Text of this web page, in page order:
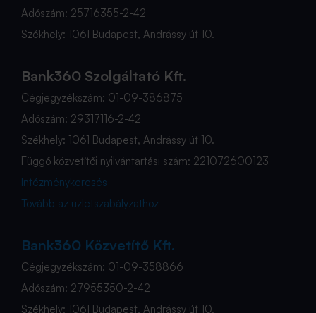
Adószám: 25716355-2-42
Székhely: 1061 Budapest, Andrássy út 10.
Bank360 Szolgáltató Kft.
Cégjegyzékszám: 01-09-386875
Adószám: 29317116-2-42
Székhely: 1061 Budapest, Andrássy út 10.
Függő közvetítői nyilvántartási szám: 221072600123
Intézménykeresés
Tovább az üzletszabályzathoz
Bank360 Közvetítő Kft.
Cégjegyzékszám: 01-09-358866
Adószám: 27955350-2-42
Székhely: 1061 Budapest, Andrássy út 10.